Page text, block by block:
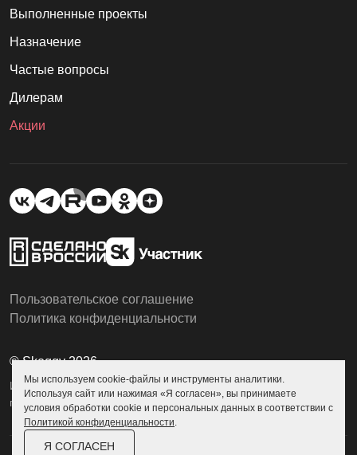
Выполненные проекты
Назначение
Частые вопросы
Дилерам
Акции
© Skoggy 2026
Информация на сайте не является
публичной офертой
Пользовательское соглашение
Политика конфиденциальности
Мы используем cookie-файлы и инструменты аналитики.
Используя сайт или нажимая «Я согласен», вы принимаете
условия обработки cookie и персональных данных в соответствии с
Политикой конфиденциальности.
Я СОГЛАСЕН